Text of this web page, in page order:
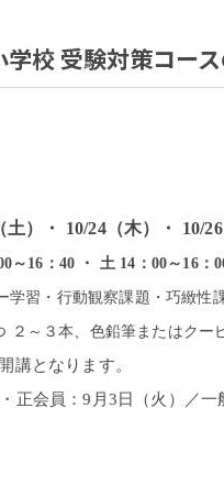
校 受験対策コー
土）・ 10/24（木）・ 10/26
～16：40 ・ 土 14：00～16：
学習・行動観察課題 ・巧緻性
２～３本、色鉛筆またはクー
講となります。
員：9月3日（火）／一般